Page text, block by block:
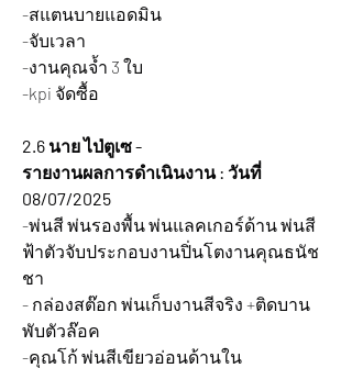
-สแตนบายแอดมิน
-จับเวลา
-งานคุณจ้ำ 3 ใบ
-kpi จัดซื้อ
2.6 นาย ไป่ตูเซ -
รายงานผลการดำเนินงาน : วันที่
08/07/2025
-พ่นสี พ่นรองพื้น พ่นแลคเกอร์ด้าน พ่นสี
ฟ้าตัวจับประกอบงานปิ่นโตงานคุณธนัช
ชา
- กล่องสต๊อก พ่นเก็บงานสีจริง +ติดบาน
พับตัวล๊อค
-คุณโก้ พ่นสีเขียวอ่อนด้านใน